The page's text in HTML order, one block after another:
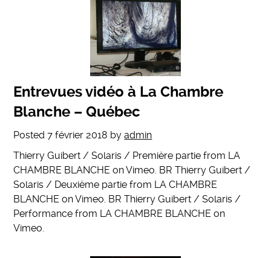
Entrevues vidéo à La Chambre
Blanche – Québec
Posted7 février 2018 byadmin
Thierry Guibert / Solaris / Première partie from LA
CHAMBRE BLANCHE on Vimeo. BR Thierry Guibert /
Solaris / Deuxième partie from LA CHAMBRE
BLANCHE on Vimeo. BR Thierry Guibert / Solaris /
Performance from LA CHAMBRE BLANCHE on
Vimeo.